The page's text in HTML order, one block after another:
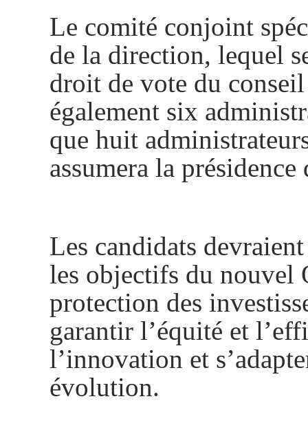
Le comité conjoint
de la direction, lequel
droit de vote du
également six
que huit
assumera la
Les candidats
les objectifs du nouvel
protection des
garantir l’équité et
l’innovation et
évolution.